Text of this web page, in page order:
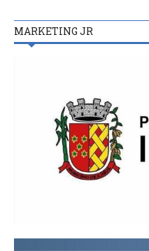
MARKETING JR